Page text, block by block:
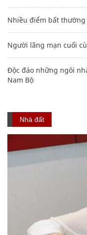
Nhiều điểm bất thường
Người lãng mạn cuối
Độc đáo những ngôi
Nam Bộ
Nhà đất